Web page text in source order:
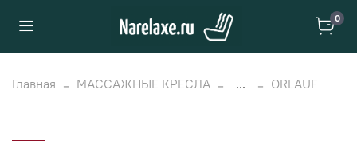
0
Главная МАССАЖНЫЕ КРЕСЛА ... ORLAUF